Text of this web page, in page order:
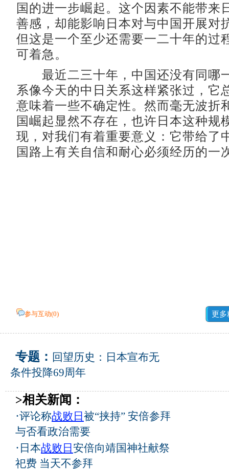
国的进一步崛起。这个因素不能带来
善感，却能影响日本对与中国开展对
但这是一个至少还需要一二十年的过
可着急。
最近二三十年，中国还没有同哪
系像今天的中日关系这样紧张过，它
意味着一些不确定性。然而毫无波折
国崛起显然不存在，也许日本这种规
现，对我们有着重要意义：它带给了
国路上有关自信和耐心必须经历的一
参与互动(0) 更多
专题： 回望历史：日本宣布无
条件投降69周年
>相关新闻：
·评论称战败日 被“挟持” 安倍参拜
与否看政治需要
· 日本战败日 安倍向靖国神社献祭
祀费 当天不参拜